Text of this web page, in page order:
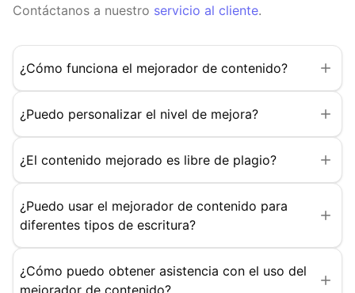
Contáctanos a nuestro servicio al cliente.
¿Cómo funciona el mejorador de contenido?
¿Puedo personalizar el nivel de mejora?
¿El contenido mejorado es libre de plagio?
¿Puedo usar el mejorador de contenido para
diferentes tipos de escritura?
¿Cómo puedo obtener asistencia con el uso del
mejorador de contenido?